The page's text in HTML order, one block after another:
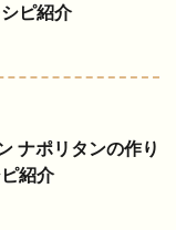
ピ紹介
ナポリタンの作り
紹介